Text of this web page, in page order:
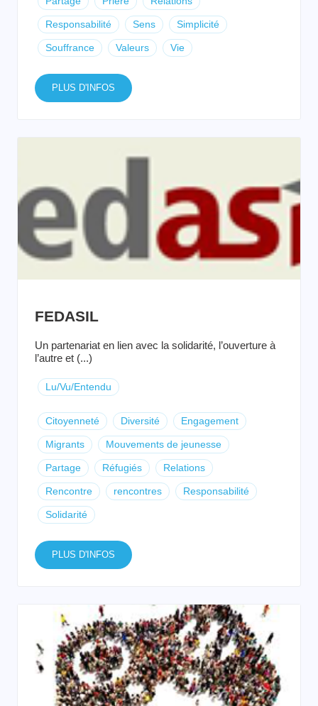
Responsabilité Sens Simplicité
Souffrance Valeurs Vie
PLUS D'INFOS
FEDASIL
Un partenariat en lien avec la solidarité, l’ouverture à
l’autre et (...)
Lu/Vu/Entendu
Citoyenneté Diversité Engagement
Migrants Mouvements de jeunesse
Partage Réfugiés Relations
Rencontre rencontres Responsabilité
Solidarité
PLUS D'INFOS